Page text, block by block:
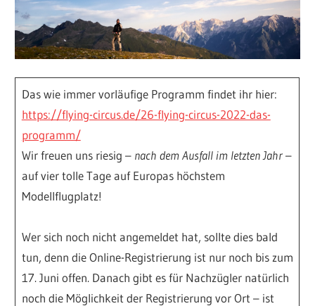
Das wie immer vorläufige Programm findet ihr hier:
https://flying-circus.de/26-flying-circus-2022-das-
programm/
Wir freuen uns riesig –nach dem Ausfall im letzten Jahr–
auf vier tolle Tage auf Europas höchstem
Modellflugplatz!
Wer sich noch nicht angemeldet hat, sollte dies bald
tun, denn die Online-Registrierung ist nur noch bis zum
17. Juni offen. Danach gibt es für Nachzügler natürlich
noch die Möglichkeit der Registrierung vor Ort – ist